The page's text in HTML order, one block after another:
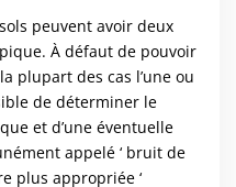
peuvent avoir deux
À défaut de pouvoir
plupart des cas l’une ou
de déterminer le
et d’une éventuelle
appelé ‘ bruit de
plus appropriée ‘